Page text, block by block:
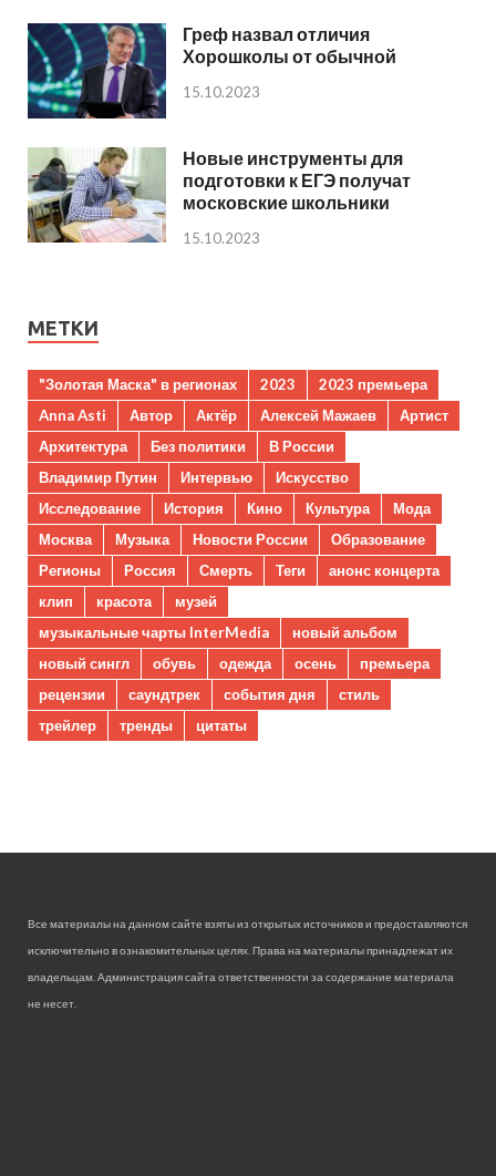
Греф назвал отличия
Хорошколы от обычной
15.10.2023
Новые инструменты для
подготовки к ЕГЭ получат
московские школьники
15.10.2023
МЕТКИ
"Золотая Маска" в регионах 2023
2023 премьера
Anna Asti
Автор Актёр Алексей Мажаев
Артист
Архитектура
Без политики
В России
Владимир Путин
Интервью
Искусство
Исследование
История Кино Культура
Мода
Москва
Музыка Новости России
Образование
Регионы
Россия Смерть Теги
анонс концерта
клип
красота
музей
музыкальные чарты InterMedia
новый альбом
новый сингл
обувь одежда осень
премьера
рецензии
саундтрек события дня
стиль
трейлер
тренды цитаты
Все материалы на данном сайте взяты из открытых источников и предоставляются
исключительно в ознакомительных целях. Права на материалы принадлежат их
владельцам. Администрация сайта ответственности за содержание материала
не несет.